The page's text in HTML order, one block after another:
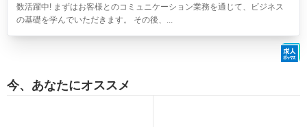
数活躍中! まずはお客様とのコミュニケーション業務を通じて、ビジネス
の基礎を学んでいただきます。 その後、...
今、あなたにオススメ